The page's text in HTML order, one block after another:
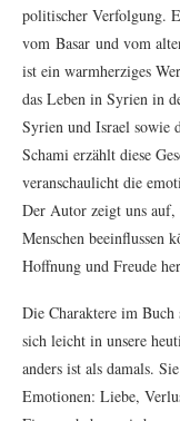
politischer Verfolgung.
vom Basar und vom
ist ein warmherziges
das Leben in Syrien in
Syrien und Israel sowie
Schami erzählt diese
veranschaulicht die
Der Autor zeigt uns
Menschen beeinflussen
Hoffnung und Freude
Die Charaktere im Buch
sich leicht in unsere
anders ist als damals.
Emotionen: Liebe,